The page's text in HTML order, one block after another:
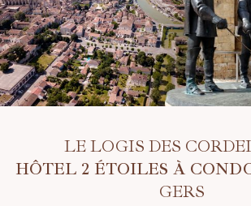
LE LOGIS DES
HÔTEL 2 ÉTOILES À
GERS